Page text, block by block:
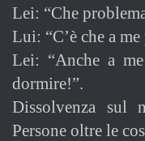
Lei: “Che
Lui: “C’è che a
Lei: “Anche a
dormire!”.
Dissolvenza sul
Persone oltre le